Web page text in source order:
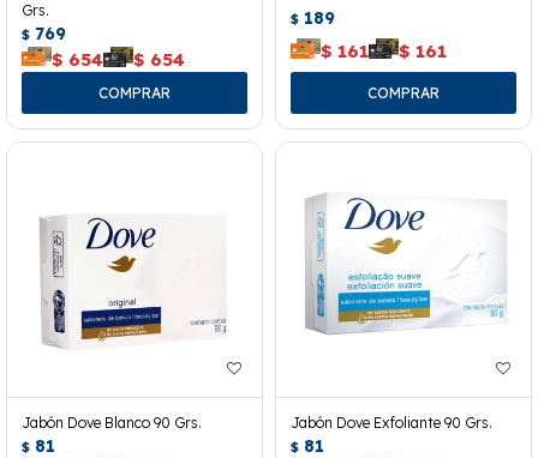
Grs.
$ 769
$ 654 $ 654
$ 189
$ 161 $ 161
Jabón Dove Blanco 90 Grs.
$ 81
Jabón Dove Exfoliante 90 Grs.
$ 81